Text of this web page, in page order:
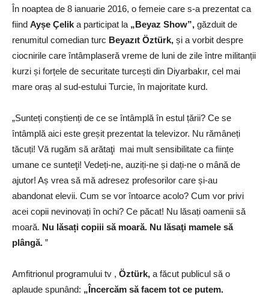
În noaptea de 8 ianuarie 2016, o femeie care s-a prezentat ca
fiind Ayșe Çelik a participat la „Beyaz Show”, găzduit de
renumitul comedian turc Beyazıt Öztürk, și a vorbit despre
ciocnirile care întâmplaseră vreme de luni de zile între militanții
kurzi și forțele de securitate turcești din Diyarbakır, cel mai
mare oraș al sud-estului Turcie, în majoritate kurd.
„Sunteți conștienți de ce se întâmplă în estul țării? Ce se
întâmplă aici este greșit prezentat la televizor. Nu rămâneți
tăcuți! Vă rugăm să arătaţi mai mult sensibilitate ca ființe
umane ce sunteţi! Vedeți-ne, auziți-ne și dați-ne o mână de
ajutor! Aș vrea să mă adresez profesorilor care și-au
abandonat elevii. Cum se vor întoarce acolo? Cum vor privi
acei copii nevinovați în ochi? Ce păcat! Nu lăsați oamenii să
moară. Nu lăsați copiii să moară. Nu lăsaţi mamele să
plângă. ”
Amfitrionul programului tv , Öztürk, a făcut publicul să o
aplaude spunând: „Încercăm să facem tot ce putem.